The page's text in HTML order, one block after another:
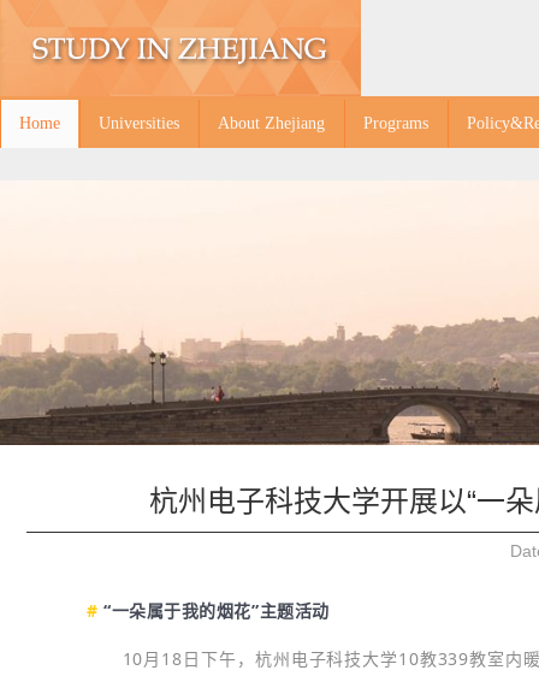
Home Universities About Zhejiang Programs
杭州电子科技大学开展以“一
# “一朵属于我的烟花”主题活动
10月18日下午，杭州电子科技大学10教339教室内暖